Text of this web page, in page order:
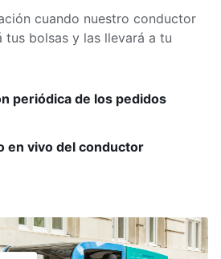
cuando nuestro conductor
tus bolsas y las llevará a tu
periódica de los pedidos
en vivo del conductor